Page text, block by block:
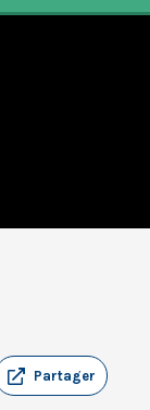
Partager